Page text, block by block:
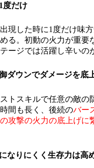
度だけ
現した時に1度だけ味
る。初動の火力が重要
ージでは活躍し辛いの
ダウンでダメージを底
トスキルで任意の敵の
間も長く、後続のバー
攻撃の火力の底上げに
なりにくく生存力は高